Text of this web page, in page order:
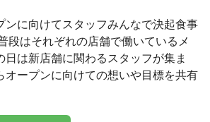
ンに向けてスタッフみんなで決起食事
段はそれぞれの店舗で働いているメ
日は新店舗に関わるスタッフが集ま
オープンに向けての想いや目標を共有